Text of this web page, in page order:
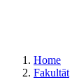
Home
Fakultät